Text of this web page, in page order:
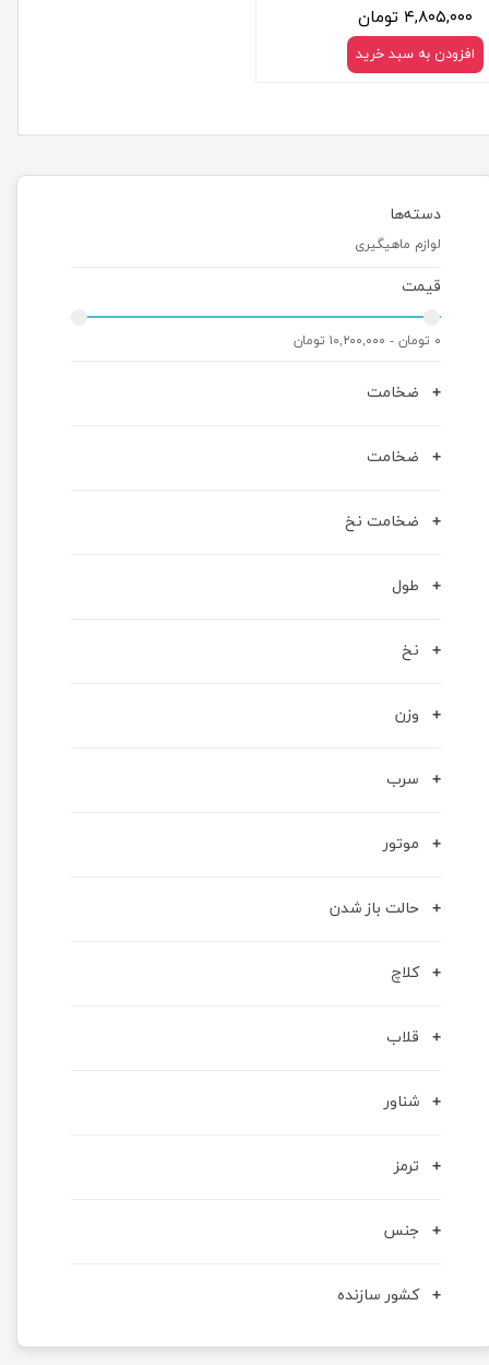
دسته‌ها
لوازم ماهیگیری
قیمت
۰ تومان - ۱۰,۲۰۰,۰۰۰ تومان
ضخامت
ضخامت
ضخامت نخ
طول
نخ
وزن
سرب
موتور
حالت باز شدن
کلاچ
قلاب
شناور
ترمز
جنس
کشور سازنده
۴,۸۰۵,۰۰۰ تومان
افزودن به سبد خرید